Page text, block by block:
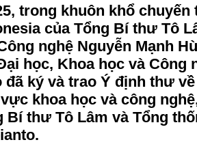
trong khuôn khổ chuyến
của Tổng Bí thư Tô
nghệ Nguyễn Mạnh
học, Khoa học và Công
đã ký và trao Ý định thư
khoa học và công
Bí thư Tô Lâm và Tổng